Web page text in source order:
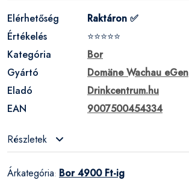
Elérhetőség
Raktáron ✅
Értékelés
⭐⭐⭐⭐⭐
Kategória
Bor
Gyártó
Domäne Wachau eGen
Eladó
Drinkcentrum.hu
EAN
9007500454334
Részletek
Árkategória: Bor 4900 Ft-ig